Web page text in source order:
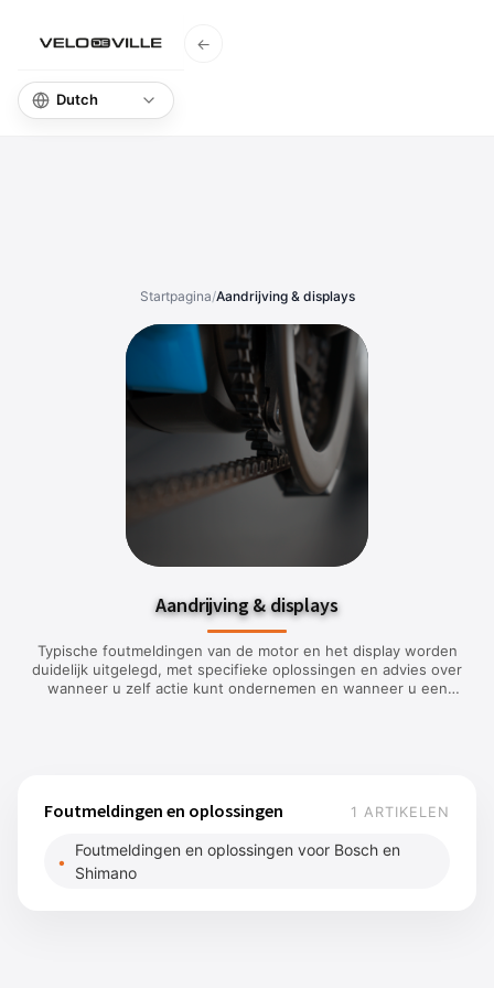
←
Startpagina/Aandrijving & displays
Aandrijving & displays
Typische foutmeldingen van de motor en het display worden
duidelijk uitgelegd, met specifieke oplossingen en advies over
wanneer u zelf actie kunt ondernemen en wanneer u een
Foutmeldingen en oplossingen 1 ARTIKELEN
Foutmeldingen en oplossingen voor Bosch en
Shimano